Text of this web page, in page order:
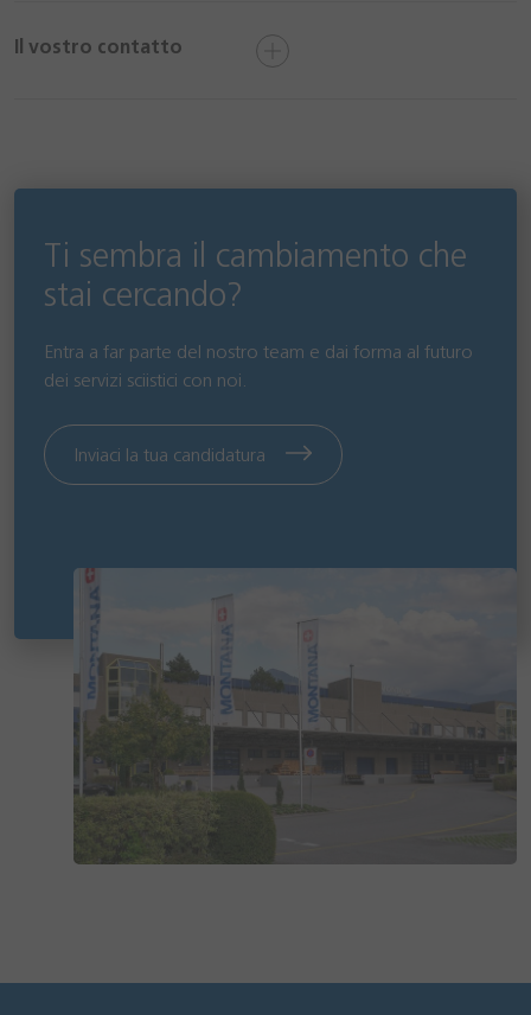
Il vostro contatto
Ti sembra il cambiamento che
stai cercando?
Entra a far parte del nostro team e dai forma al futuro
dei servizi sciistici con noi.
Inviaci la tua candidatura